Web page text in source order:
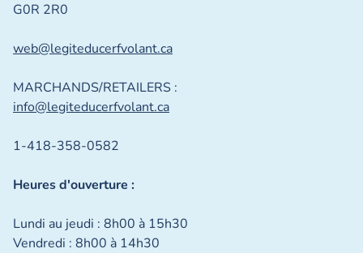
G0R 2R0
web@legiteducerfvolant.ca
MARCHANDS/RETAILERS :
info@legiteducerfvolant.ca
1-418-358-0582
Heures d'ouverture :
Lundi au jeudi : 8h00 à 15h30
Vendredi : 8h00 à 14h30